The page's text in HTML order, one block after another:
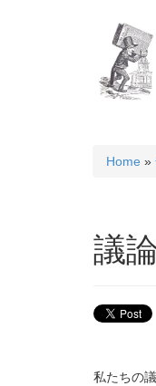
Home »
議
私たちの